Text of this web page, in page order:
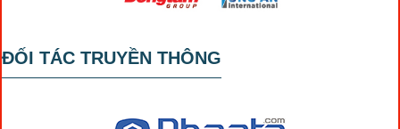
ĐỐI TÁC TRUYỀN THÔNG